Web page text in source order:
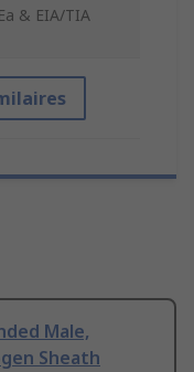
& EIA/TIA
Male,
Sheath